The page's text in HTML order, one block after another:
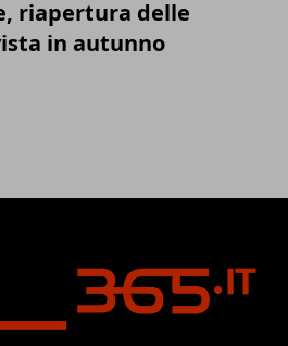
riapertura delle
in autunno